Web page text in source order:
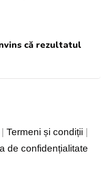
că rezultatul
Termeni și condiții
de confidențialitate